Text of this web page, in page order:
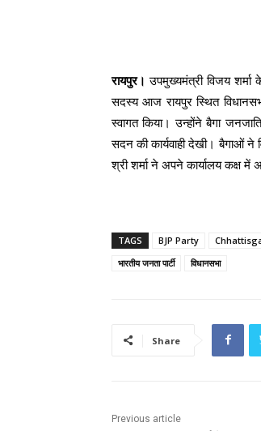
रायपुर। उपमुख्यमंत्री विजय शर्मा
सदस्य आज रायपुर स्थित
स्वागत किया। उन्होंने बैगा
सदन की कार्यवाही देखी। बैगाओं
श्री शर्मा ने अपने कार्यालय कक्ष में
TAGS BJP Party
भारतीय जनता पार्टी
विधानसभा
Share
Previous article